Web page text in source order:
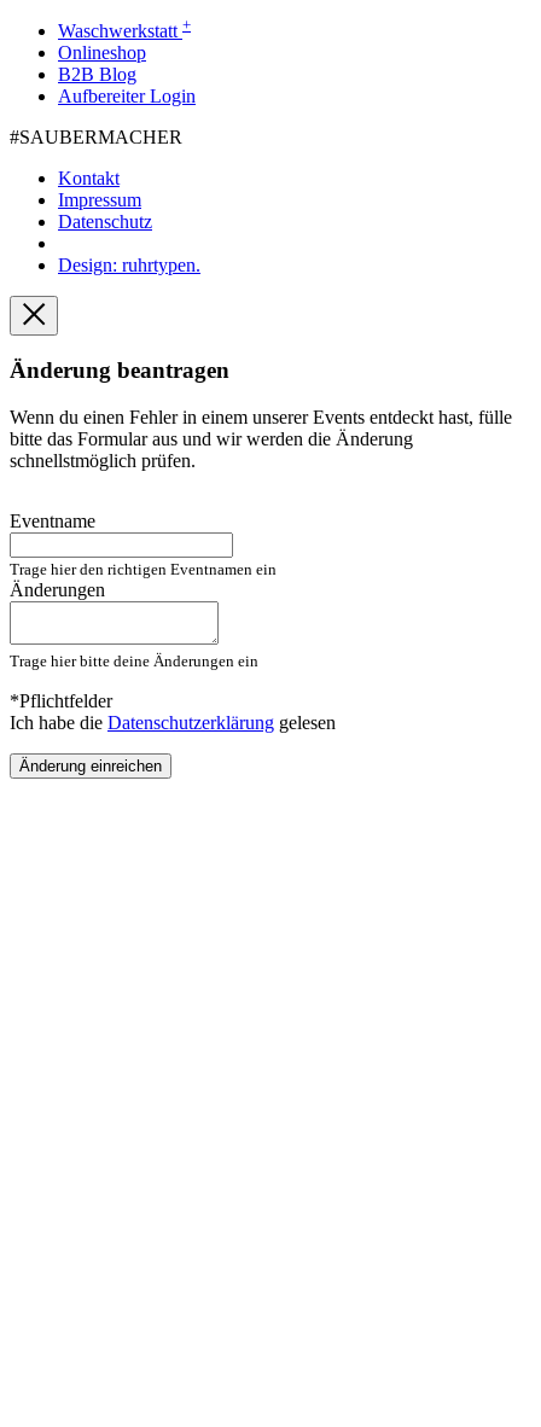
Waschwerkstatt +
Onlineshop
B2B Blog
Aufbereiter Login
#SAUBER­MACHER
Kontakt
Impressum
Datenschutz
Design: ruhrtypen.
Änderung beantragen
Wenn du einen Fehler in einem unserer Events entdeckt hast, fülle
bitte das Formular aus und wir werden die Änderung
schnellstmöglich prüfen.
Eventname
Trage hier den richtigen Eventnamen ein
Änderungen
Trage hier bitte deine Änderungen ein
*Pflichtfelder
Ich habe die Datenschutzerklärung gelesen
Änderung einreichen